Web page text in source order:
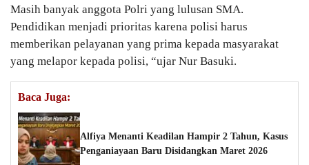
Masih banyak anggota Polri yang lulusan SMA.
Pendidikan menjadi prioritas karena polisi harus
memberikan pelayanan yang prima kepada masyarakat
yang melapor kepada polisi, “ujar Nur Basuki.
Baca Juga:
Alfiya Menanti Keadilan Hampir 2 Tahun, Kasus
Penganiayaan Baru Disidangkan Maret 2026